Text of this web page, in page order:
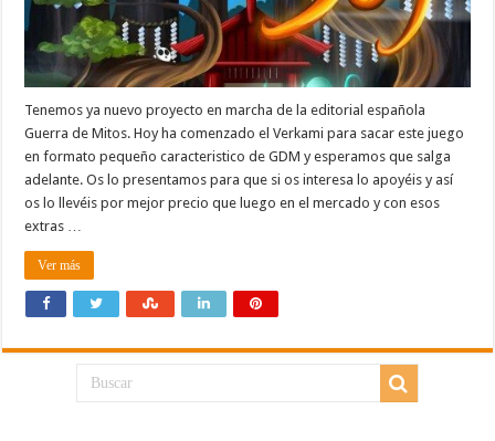
Tenemos ya nuevo proyecto en marcha de la editorial española
Guerra de Mitos. Hoy ha comenzado el Verkami para sacar este juego
en formato pequeño caracteristico de GDM y esperamos que salga
adelante. Os lo presentamos para que si os interesa lo apoyéis y así
os lo llevéis por mejor precio que luego en el mercado y con esos
extras …
Ver más